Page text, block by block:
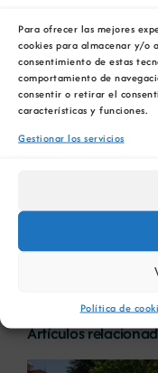
Para ofrecer las mejores
cookies para almacenar y/o
consentimiento de estas
comportamiento de
consentir o retirar el
características y funciones.
Gestionar los servicios
Política de
El colegio
difundir la
promover la
mejora de sus
Ahora la COMG
muchos
cuatro
unos valores
Artículos
La COMG